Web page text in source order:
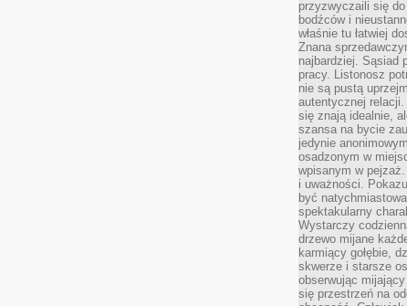
przyzwyczaili się do
bodźców i
właśnie tu łatwiej
Znana
najbardziej. Sąsiad
pracy. Listonosz
nie są pustą
autentycznej
się znają idealnie,
szansa na bycie
jedynie
osadzonym w
wpisanym w
i uważności.
być
spektakularny
Wystarczy
drzewo mijane
karmiący gołębie,
skwerze i starsze
obserwując
się przestrzeń na